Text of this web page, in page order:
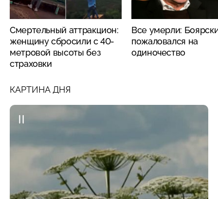
Смертельный аттракцион:
женщину сбросили с 40-
метровой высоты без
страховки
Все умерли:
пожаловался на
одиночество
КАРТИНА ДНЯ